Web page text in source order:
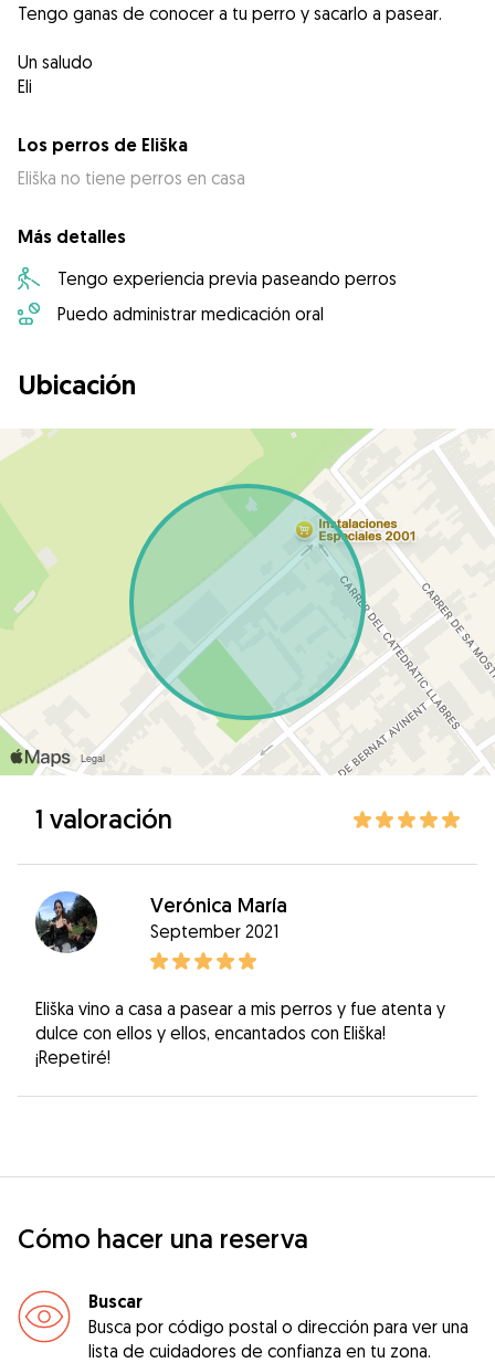
Tengo ganas de conocer a tu perro y sacarlo a pasear.
Un saludo
Eli
Los perros de Eliška
Eliška no tiene perros en casa
Más detalles
Tengo experiencia previa paseando perros
Puedo administrar medicación oral
Ubicación
1 valoración
Verónica María
September 2021
Eliška vino a casa a pasear a mis perros y fue atenta y
dulce con ellos y ellos, encantados con Eliška!
¡Repetiré!
Cómo hacer una reserva
Buscar
Busca por código postal o dirección para ver una
lista de cuidadores de confianza en tu zona.